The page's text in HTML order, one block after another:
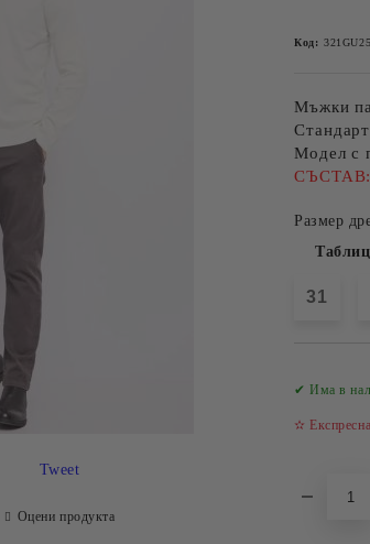
Код:
Мъжки
Модел с
Размер
31
✔ Има в
✫
Tweet
Оцени продукта